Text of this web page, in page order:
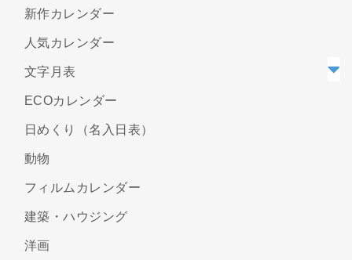
新作カレンダー
人気カレンダー
文字月表
ECOカレンダー
日めくり（名入日表）
動物
フィルムカレンダー
建築・ハウジング
洋画